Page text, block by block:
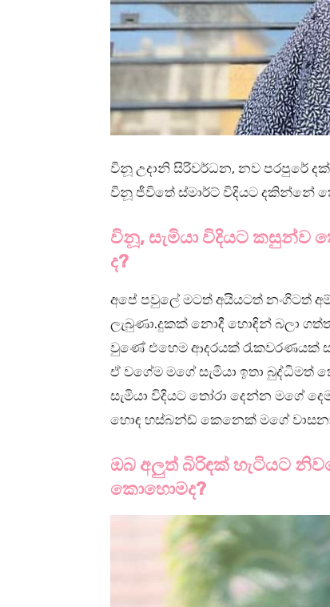
විනූ උදානි සිරිවර්ධන, නව පරපුරේ
විනූ ජීවිතේ ස්මාර්ට් විදියට දකින්නේ
විනූ, සැමියා විදියට
ද?
අපේ පවුලේ මටත් අයියටත් නංගිටත්
ලැබුණා.දුකක් නොදී හොඳින් බලා
වුණේ එහෙම ආදරයක් රැකවරණයක්
ඒ වගේම මගේ සැමියා ඉතා
සැමියා විදියට තෝරා දෙන්න මගේ
හොඳ හස්බන්ඩ් කෙනෙක් මගේ
ඔබ අලුත් බිරිඳක් හැටියට
කොහොමද?